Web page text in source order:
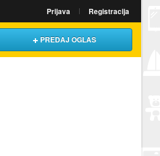
Prijava Registracija
PREDAJ OGLAS